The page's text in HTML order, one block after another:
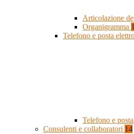
Articolazione
Organigramma 1
Telefono e posta
Telefono e
Consulenti e collaboratori 14